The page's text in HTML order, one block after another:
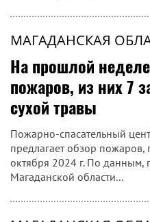
Алексей
требует умения
возникающие
концентрации
Поздравление начальника
области с Днем работников